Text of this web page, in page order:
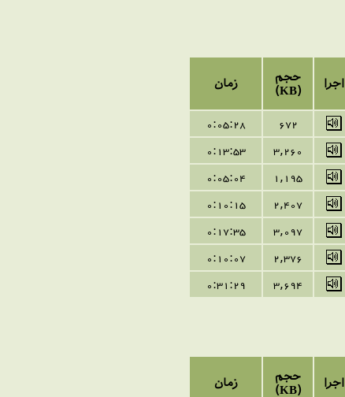
اجرا
حجم
(KB)
زمان
672
0:05:28
3,260
0:13:53
1,195
0:05:04
2,407
0:10:15
3,097
0:17:35
2,376
0:10:07
3,694
0:31:29
اجرا
حجم
(KB)
زمان